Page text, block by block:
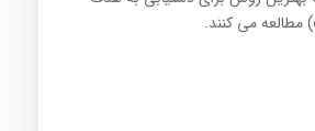
مطالعه مي کنند.